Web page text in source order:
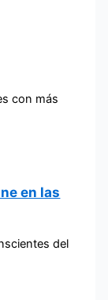
con más
en las
del